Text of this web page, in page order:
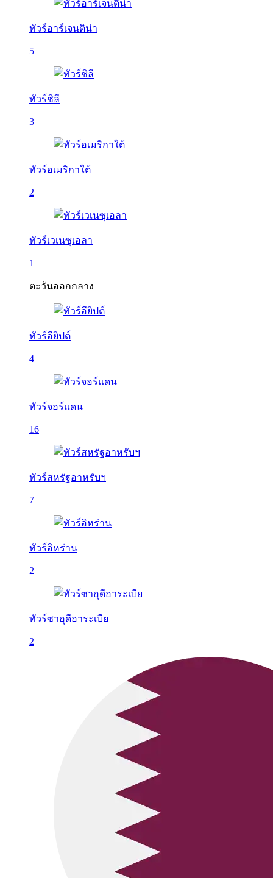
ทัวร์อาร์เจนติน่า
5
ทัวร์ชิลี
3
ทัวร์อเมริกาใต้
2
ทัวร์เวเนซุเอลา
1
ตะวันออกกลาง
ทัวร์อียิปต์
4
ทัวร์จอร์แดน
16
ทัวร์สหรัฐอาหรับฯ
7
ทัวร์อิหร่าน
2
ทัวร์ซาอุดีอาระเบีย
2